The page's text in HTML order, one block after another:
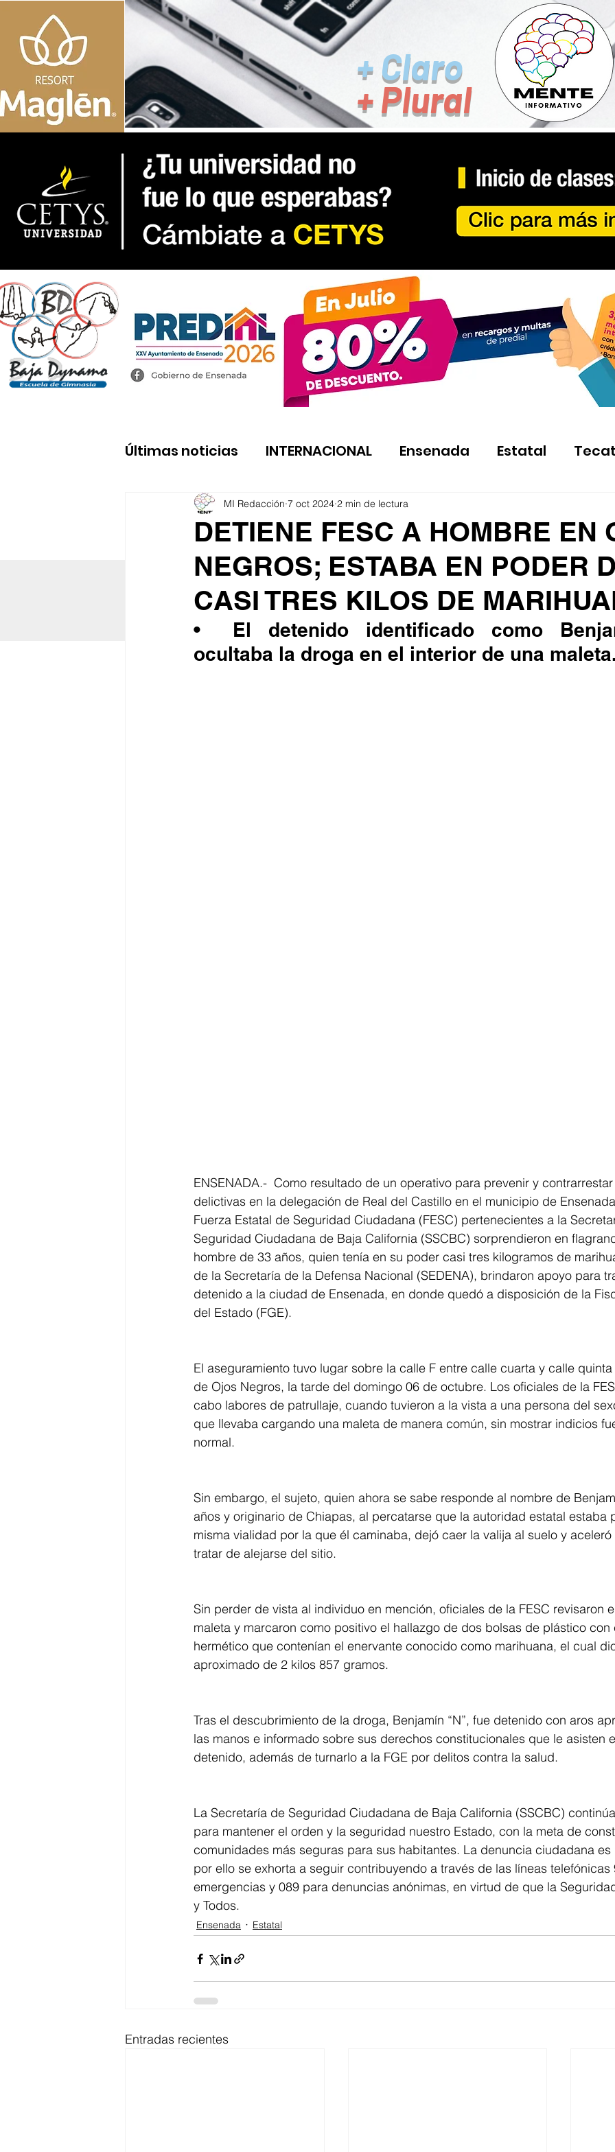
+ Claro
+ Plural
Últimas noticias INTERNACIONAL Ensenada Estatal
DETIENE FESC A HOMBRE EN
NEGROS; ESTABA EN PODER
CASI TRES KILOS DE
MI Redacción 7 oct 2024 2 min de lectura
•	El detenido identificado como Benjamín “N”,
ocultaba la droga en el interior de una
ENSENADA.-  Como resultado de un operativo para prevenir y
delictivas en la delegación de Real del Castillo en el municipio de
Fuerza Estatal de Seguridad Ciudadana (FESC) pertenecientes a la
Seguridad Ciudadana de Baja California (SSCBC) sorprendieron en
hombre de 33 años, quien tenía en su poder casi tres kilogramos de
de la Secretaría de la Defensa Nacional (SEDENA), brindaron apoyo para
detenido a la ciudad de Ensenada, en donde quedó a disposición de la
del Estado (FGE).
El aseguramiento tuvo lugar sobre la calle F entre calle cuarta y calle
de Ojos Negros, la tarde del domingo 06 de octubre. Los oficiales de la
cabo labores de patrullaje, cuando tuvieron a la vista a una persona del
que llevaba cargando una maleta de manera común, sin mostrar indicios
normal.
Sin embargo, el sujeto, quien ahora se sabe responde al nombre de
años y originario de Chiapas, al percatarse que la autoridad estatal estaba
misma vialidad por la que él caminaba, dejó caer la valija al suelo y
tratar de alejarse del sitio.
Sin perder de vista al individuo en mención, oficiales de la FESC revisaron
maleta y marcaron como positivo el hallazgo de dos bolsas de plástico
hermético que contenían el enervante conocido como marihuana, el cual
aproximado de 2 kilos 857 gramos.
Tras el descubrimiento de la droga, Benjamín “N”, fue detenido con aros
las manos e informado sobre sus derechos constitucionales que le asisten
detenido, además de turnarlo a la FGE por delitos contra la salud.
La Secretaría de Seguridad Ciudadana de Baja California (SSCBC)
para mantener el orden y la seguridad nuestro Estado, con la meta de
comunidades más seguras para sus habitantes. La denuncia ciudadana
por ello se exhorta a seguir contribuyendo a través de las líneas
emergencias y 089 para denuncias anónimas, en virtud de que la
y Todos.
Ensenada Estatal
Entradas recientes